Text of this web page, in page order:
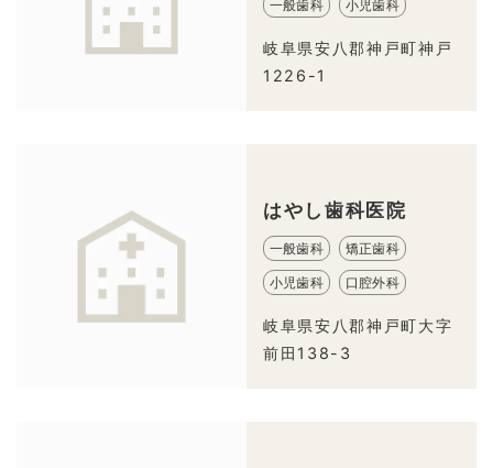
一般歯科 小児歯科
岐阜県安八郡神戸町神戸
1226-1
はやし歯科医院
一般歯科 矯正歯科
小児歯科 口腔外科
岐阜県安八郡神戸町大字
前田138-3